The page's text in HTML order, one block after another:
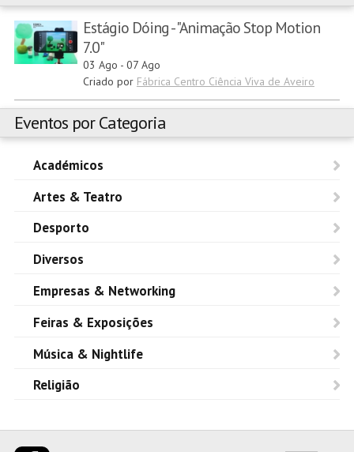
Estágio Dóing - "Animação Stop Motion
7.0"
03 Ago - 07 Ago
Criado por Fábrica Centro Ciência Viva de Aveiro
Eventos por Categoria
Académicos
Artes & Teatro
Desporto
Diversos
Empresas & Networking
Feiras & Exposições
Música & Nightlife
Religião